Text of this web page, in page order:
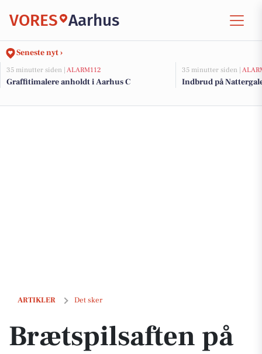
VORES Aarhus
Seneste nyt ›
35 minutter siden | ALARM112
Graffitimalere anholdt i Aarhus C
35 minutter siden |
Indbrud på
ARTIKLER Det sker
Brætspilsaften på Café Oskar: Netværk og hygge med spil
Brætspilsaften på